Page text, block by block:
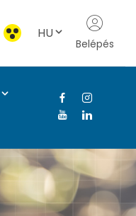
HU
Belépés